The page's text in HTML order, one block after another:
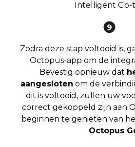
Intelligent Go-
Zodra deze stap voltooid is,
Octopus-app om de
Bevestig opnieuw dat
aangesloten om de
dit is voltooid, zullen uw
correct gekoppeld zijn aan
beginnen te genieten van
Octopus